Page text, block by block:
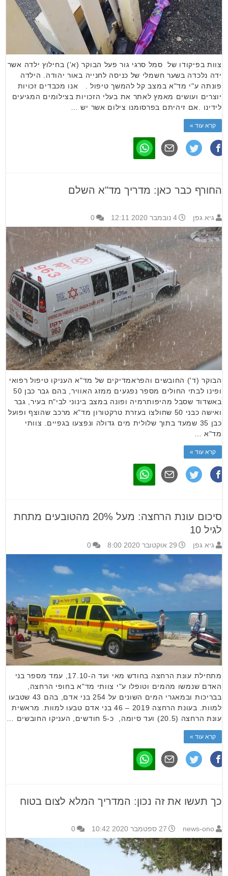
צוות בפיקודו של סמל סרגי גור פעל הבוקר (א') בחילוץ ילדה אשר
ידה נלכדה בשער חשמלי של כניסה לחנייה באור יהודה. הילדה
פונתה ע"י מד"א במצב קל להמשך טיפול . אנו מכבדים זכויות
יוצרים ועושים מאמץ לאתר את בעלי הזכויות בצילומים המגיעים
לידינו .אם זיהיתם בפרסומנו צילום אשר יש …
קרא עוד »
החורף כבר כאן: מדריך מד"א השלם
גיא גפן 4 נובמבר 2020 12:11 0
הבוקר (ד') החובשים והפראמדיקים של מד"א העניקו טיפול רפואי
ופינו לבתי החולים מספר נפגעים ממזג האוויר, בהם גבר כבן 50
באשדוד שסבל מהיפותרמיה ופונה במצב בינוני לבי"ח בעיר, גבר
ואישה כבני 50 שחולצו בעזרת טרקטורון מד"א מרכב שהוצף ופועל
כבן 35 שמעד בתוך שלולית מים גדולה ונפצעו בגפיים. צוותי
מד"א …
קרא עוד »
סיכום עונת הרחצה: מעל 20% מהטובעים מתחת
לגיל 10
גיא גפן 29 אוקטובר 2020 8:00 0
מתחילת עונת הרחצה בחודש מאי ועד ה-17.10, עמד מספר בני
האדם שנמשו מהמים וטופלו ע"י צוותי מד"א בחופי הרחצה,
בבריכות ובמאגרי המים השונים על 254 בני אדם, בהם 43 שטבעו
למוות. בעונת הרחצה 2019 – 46 בני אדם טבעו למוות. מראשית
עונת הרחצה (20.5) ועד סיומה, כ-5 חודשים, העניקו החובשים …
קרא עוד »
כך תעשו את זה נכון: המדריך המלא לצום בטוח
news-ono 27 ספטמבר 2020 10:42 0